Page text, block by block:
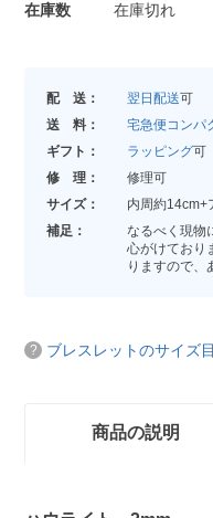
在庫数
在庫切れ
配 送： 翌日配送可
送 料：
宅急便コンパ
ギフト：
ラッピング可
修 理：
修理可
サイズ：
内周約14cm+
補足：
なるべく現物
心がけており
りますので、
ブレスレットのサイズ
商品の説明